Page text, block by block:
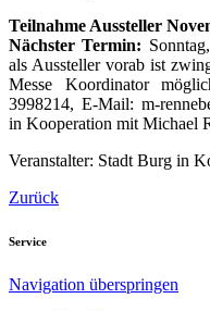
Teilnahme Aussteller
Nächster Termin:
als Aussteller vorab ist
Messe Koordinator
3998214, E-Mail: m-
in Kooperation mit Michael
Veranstalter: Stadt Burg in
Zurück
Service
Navigation überspringen